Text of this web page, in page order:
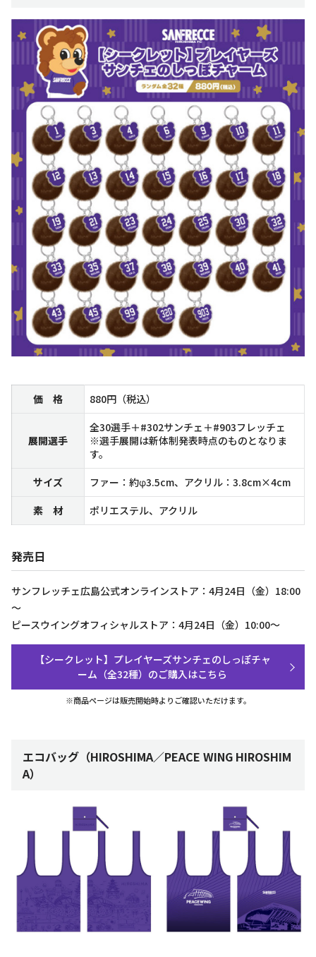
価 格 880円（税込）
展開選手
全30選手＋#302サンチェ＋#903フレッチェ
※選手展開は新体制発表時点のものとなりま
す。
サイズ
ファー：約φ3.5cm、アクリル：3.8cm×4cm
素 材
ポリエステル、アクリル
発売日
サンフレッチェ広島公式オンラインストア：4月24日（金）18:00
～
ピースウイングオフィシャルストア：4月24日（金）10:00～
【シークレット】プレイヤーズサンチェのしっぽチャ
ーム（全32種）のご購入はこちら
※商品ページは販売開始時よりご確認いただけます。
エコバッグ（HIROSHIMA／PEACE WING HIROSHIM
A）